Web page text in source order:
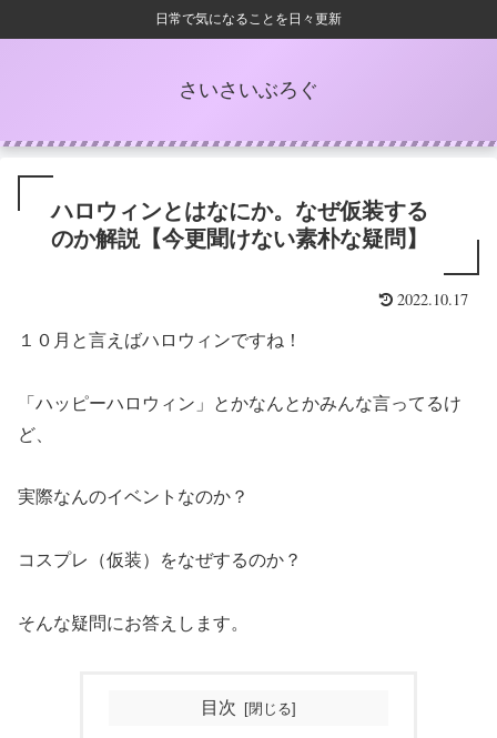
日常で気になることを日々更新
さいさいぶろぐ
ハロウィンとはなにか。なぜ仮装する
のか解説【今更聞けない素朴な疑問】
2022.10.17
１０月と言えばハロウィンですね！
「ハッピーハロウィン」とかなんとかみんな言ってるけ
ど、
実際なんのイベントなのか？
コスプレ（仮装）をなぜするのか？
そんな疑問にお答えします。
目次